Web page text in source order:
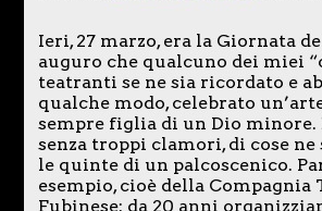
Ieri, 27 marzo, era la Giornata
auguro che qualcuno dei miei
teatranti se ne sia ricordato e
qualche modo, celebrato
sempre figlia di un Dio minore.
senza troppi clamori, di cose ne
le quinte di un palcoscenico.
esempio, cioè della Compagnia
Fubinese: da 20 anni